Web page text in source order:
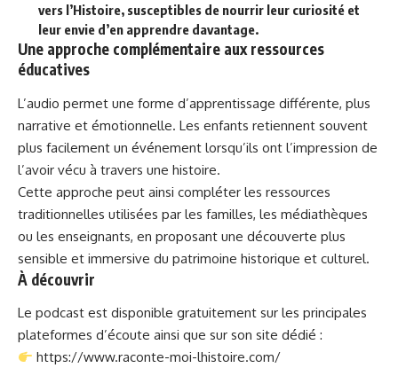
vers l’Histoire, susceptibles de nourrir leur curiosité et
leur envie d’en apprendre davantage.
Une approche complémentaire aux ressources
éducatives
L’audio permet une forme d’apprentissage différente, plus
narrative et émotionnelle. Les enfants retiennent souvent
plus facilement un événement lorsqu’ils ont l’impression de
l’avoir vécu à travers une histoire.
Cette approche peut ainsi compléter les ressources
traditionnelles utilisées par les familles, les médiathèques
ou les enseignants, en proposant une découverte plus
sensible et immersive du patrimoine historique et culturel.
À découvrir
Le podcast est disponible gratuitement sur les principales
plateformes d’écoute ainsi que sur son site dédié :
https://www.raconte-moi-lhistoire.com/